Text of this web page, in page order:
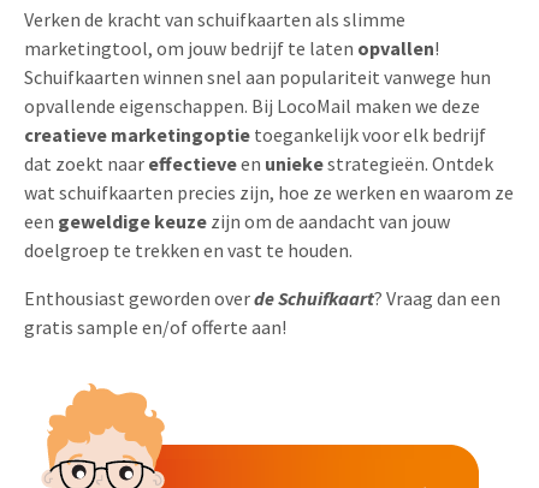
Verken de kracht van schuifkaarten als slimme
marketingtool, om jouw bedrijf te laten opvallen!
Schuifkaarten winnen snel aan populariteit vanwege hun
opvallende eigenschappen. Bij LocoMail maken we deze
creatieve marketingoptie toegankelijk voor elk bedrijf
dat zoekt naar effectieveen uniekestrategieën. Ontdek
wat schuifkaarten precies zijn, hoe ze werken en waarom ze
een geweldige keuze zijn om de aandacht van jouw
doelgroep te trekken en vast te houden.
Enthousiast geworden overde Schuifkaart? Vraag dan een
gratis sample en/of offerte aan!
Pop-up Kubussen
Turning Card
Brievenbusdoosje +
Schuifkaarten
Pop-up Kaarten
Geluidskaarten
Lenticular Cards
Tabkaarten
Budget kaarten
Klepdoosjes
Schuifdoosjes
Retail Marketing
Vastgoedmarketing
Sport Marketing
Media Marketing
Automotive Marketing
Non-profit Marketing
Duurzame Marketing
Marketing voor Scholen
Gelegenheden
Kerst- en Eindejaar
Verjaardag en Jubilea
Uitnodigingen
Product Introductie
App-lancering
Klantenbinding
Over Ons
Vacatures
Contactgegevens
Duurzaamheid
Brochure downloaden